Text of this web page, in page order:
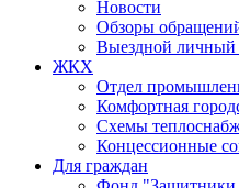
Новости
Обзоры
Выездной личный
ЖКХ
Отдел
Комфортная
Схемы
Концессионные
Для граждан